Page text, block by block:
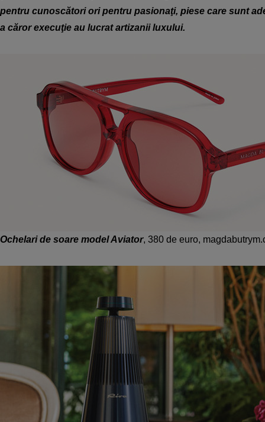
pentru cunoscători ori pentru pasionaţi, piese care sunt
a căror execuţie au lucrat artizanii luxului.
Ochelari de soare model Aviator, 380 de euro,